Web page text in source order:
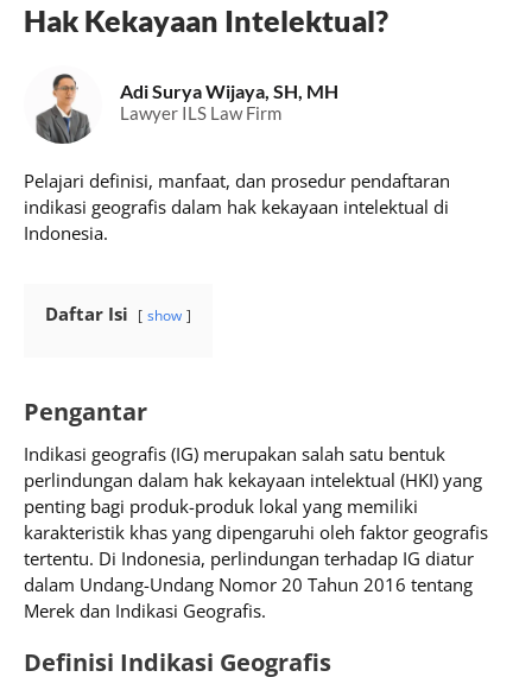
Hak Kekayaan Intelektual?
Adi Surya Wijaya, SH, MH
Lawyer ILS Law Firm
Pelajari definisi, manfaat, dan prosedur pendaftaran
indikasi geografis dalam hak kekayaan intelektual di
Indonesia.
Daftar Isi show
Pengantar
Indikasi geografis (IG) merupakan salah satu bentuk
perlindungan dalam hak kekayaan intelektual (HKI) yang
penting bagi produk-produk lokal yang memiliki
karakteristik khas yang dipengaruhi oleh faktor geografis
tertentu. Di Indonesia, perlindungan terhadap IG diatur
dalam Undang-Undang Nomor 20 Tahun 2016 tentang
Merek dan Indikasi Geografis.
Definisi Indikasi Geografis